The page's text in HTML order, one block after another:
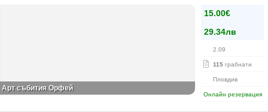
15.00€
29.34лв
2.09
115 грабнати
Пловдив
Онлайн резервация
Арт събития Орфей